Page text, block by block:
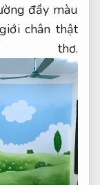
đầy màu
chân thật
thơ.